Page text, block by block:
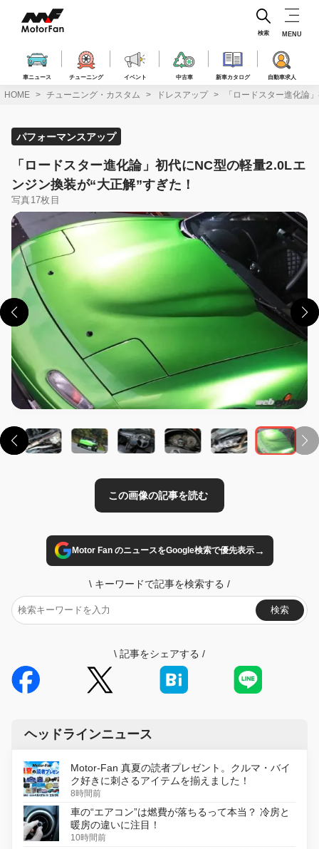
ス
車ニュース チューニング イベント 中古車 新車カタログ 自動車求人
検索 MENU
HOME チューニング・カスタム ドレスアップ 「ロードスター進化論
パフォーマンスアップ
「ロードスター進化論」初代にNC型の軽量2.0Lエ
ンジン換装が“大正解”すぎた！
写真17枚目
Motor Fan のニュースをGoogle検索で優先表示→
\ キーワードで記事を検索する /
検索
\ 記事をシェアする /
ヘッドラインニュース
Motor-Fan 真夏の読者プレゼント。クルマ・バイ
ク好きに刺さるアイテムを揃えました！
8時間前
車の“エアコン”は燃費が落ちるって本当？ 冷房と
暖房の違いに注目！
10時間前